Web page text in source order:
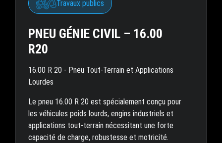
Travaux publics
PNEU GÉNIE CIVIL – 16.00
R20
16.00 R 20 - Pneu Tout-Terrain et Applications
Lourdes
Le pneu 16.00 R 20 est spécialement conçu pour
les véhicules poids lourds, engins industriels et
applications tout-terrain nécessitant une forte
capacité de charge, robustesse et motricité.